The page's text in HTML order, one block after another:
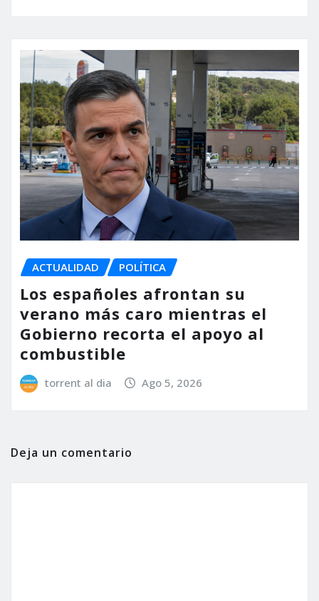
ACTUALIDAD POLÍTICA
Los españoles afrontan su
verano más caro mientras el
Gobierno recorta el apoyo al
combustible
torrent al dia Ago 5, 2026
Deja un comentario